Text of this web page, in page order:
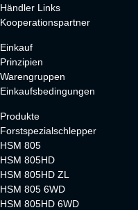
Händler Links
Kooperationspartner
Einkauf
Prinzipien
Warengruppen
Einkaufsbedingungen
Produkte
Forstspezialschlepper
HSM 805
HSM 805HD
HSM 805HD ZL
HSM 805 6WD
HSM 805HD 6WD